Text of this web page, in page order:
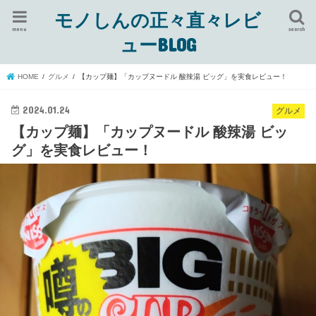
モノしんの正々直々レビ
ューBLOG
search
menu
HOME グルメ 【カップ麺】「カップヌードル 酸辣湯 ビッグ」を実食レビュー！
グルメ
2024.01.24
【カップ麺】「カップヌードル 酸辣湯 ビッ
グ」を実食レビュー！